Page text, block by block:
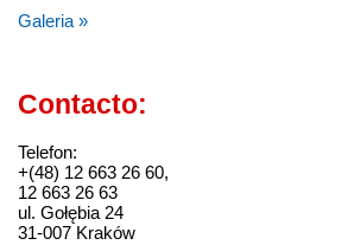
Galeria »
Contacto:
Telefon:
+(48) 12 663 26 60,
12 663 26 63
ul. Gołębia 24
31-007 Kraków